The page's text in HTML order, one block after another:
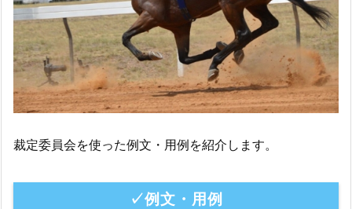
裁定委員会を使った例文・用例を紹介します。
✓例文・用例